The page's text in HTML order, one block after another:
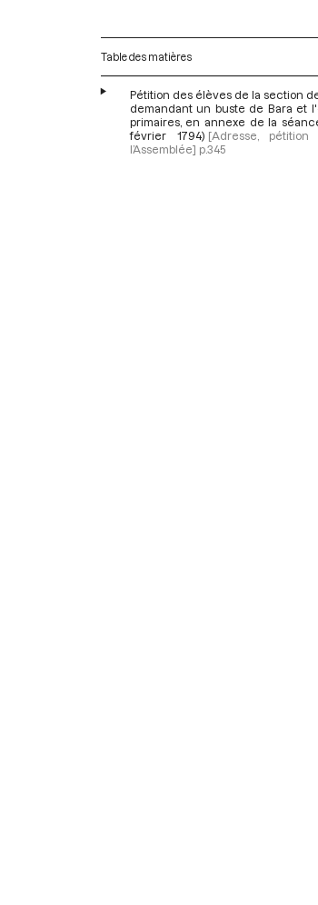
Table des matières
Pétition des élèves de la section
demandant un buste de Bara et
primaires, en annexe de la
février 1794) [Adresse,
l’Assemblée] p.345